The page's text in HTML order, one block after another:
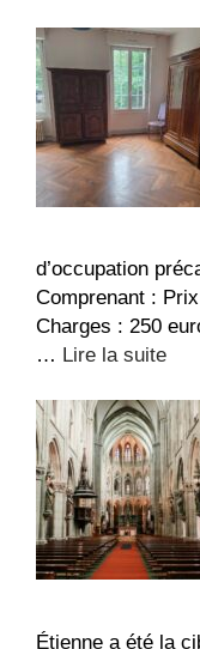
d’occupation
Comprenant :
Charges : 250
… Lire la suite:
à
au
Étienne a été la